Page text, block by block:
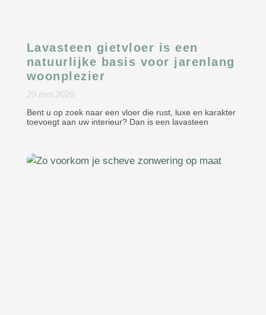
Lavasteen gietvloer is een
natuurlijke basis voor jarenlang
woonplezier
29 mei 2026
Bent u op zoek naar een vloer die rust, luxe en karakter
toevoegt aan uw interieur? Dan is een lavasteen